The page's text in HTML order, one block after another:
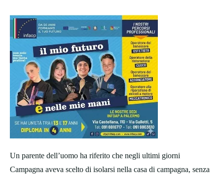
Un parente dell’uomo ha riferito che negli ultimi giorni
Campagna aveva scelto di isolarsi nella casa di campagna, senza